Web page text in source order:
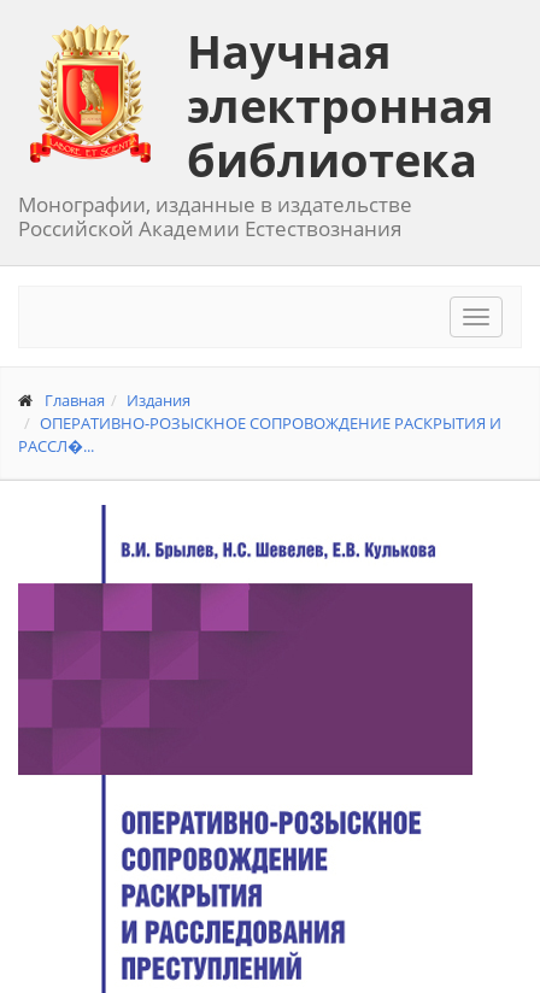
Научная
электронная
библиотека
Монографии, изданные в издательстве
Российской Академии Естествознания
Toggle
Главная
Издания
ОПЕРАТИВНО-РОЗЫСКНОЕ СОПРОВОЖДЕНИЕ РАСКРЫТИЯ И
РАССЛ�...